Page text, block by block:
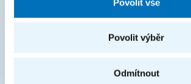
Povolit vše
Povolit výběr
Odmítnout
České vysoké učení technické v Praze
Fakulta informačních technologií